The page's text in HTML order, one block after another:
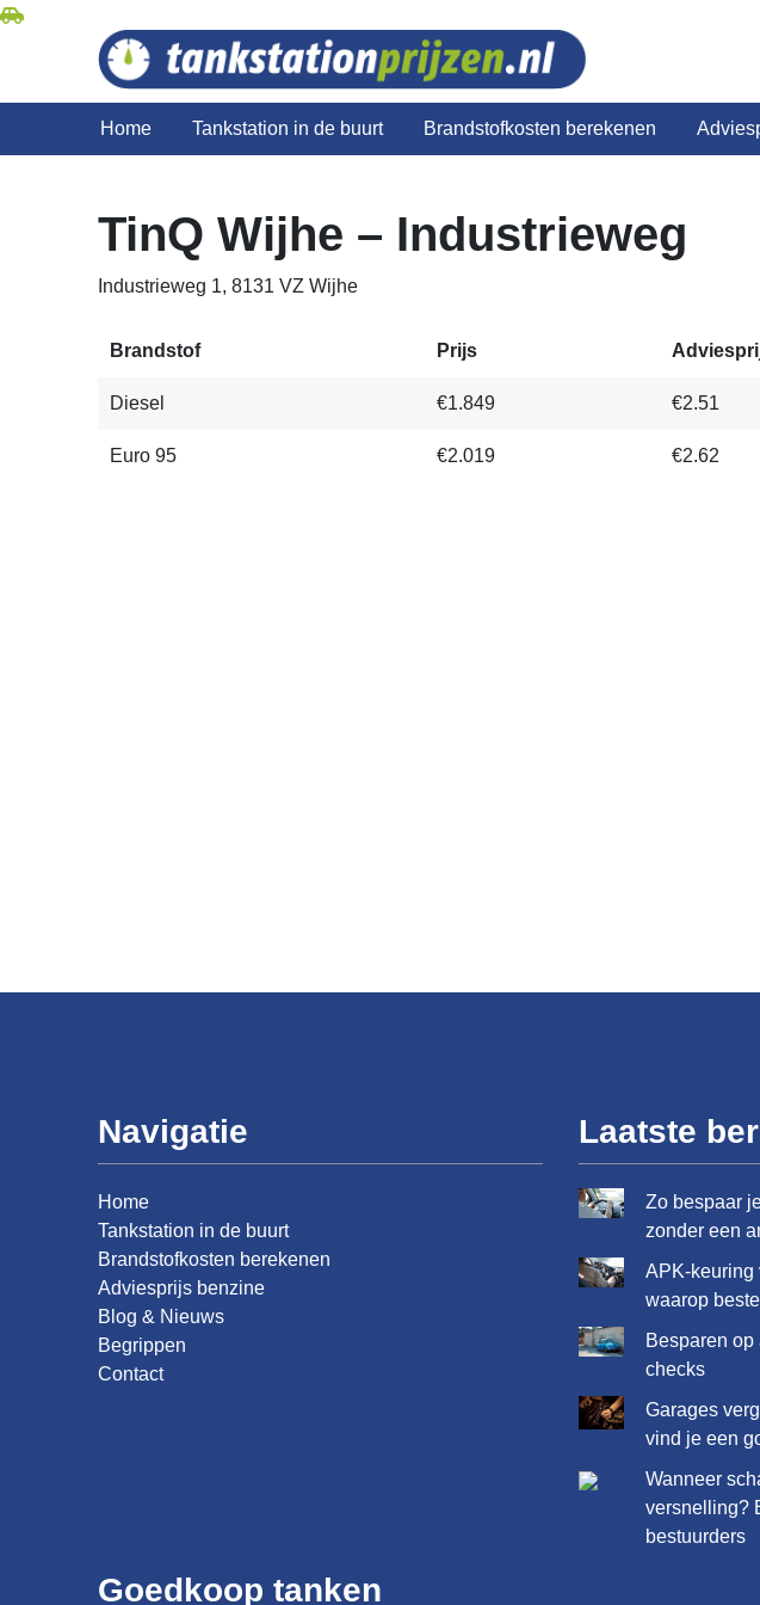
Home Tankstation in de buurt Brandstofkosten berekenen
TinQ Wijhe – Industrieweg
Industrieweg 1, 8131 VZ Wijhe
Brandstof Prijs
Diesel €1.849 €2.51
Euro 95 €2.019 €2.62
Navigatie
Home
Tankstation in de buurt
Brandstofkosten berekenen
Adviesprijs benzine
Blog & Nieuws
Begrippen
Contact
Laatste
Zo bespaar
zonder een
APK-keuring
waarop
Besparen
checks
Garages
vind je een
Wanneer
versnelling?
bestuurders
Goedkoop tanken